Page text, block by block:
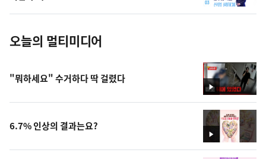
진
오늘의 멀티미디어
영
상
"뭐하세요" 수거하다 딱 걸렸다
영
상
6.7% 인상의 결과는요?